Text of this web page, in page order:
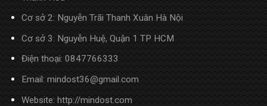
Cơ sở 2: Nguyễn Trãi Thanh Xuân Hà Nội
Cơ sở 3: Nguyễn Huệ, Quận 1 TP HCM
Điện thoại:0847766333
Email: mindost36@gmail.com
Website: http://mindost.com